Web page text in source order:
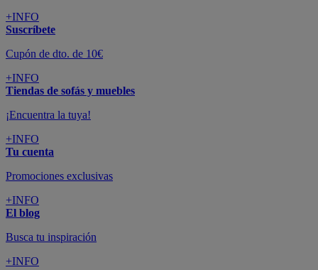
+INFO
Suscríbete
Cupón de dto. de 10€
+INFO
Tiendas de sofás y muebles
¡Encuentra la tuya!
+INFO
Tu cuenta
Promociones exclusivas
+INFO
El blog
Busca tu inspiración
+INFO